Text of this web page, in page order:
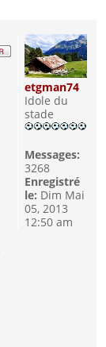
etgman74
Idole du
stade
Messages:
3268
Enregistré
le: Dim Mai
05, 2013
12:50 am